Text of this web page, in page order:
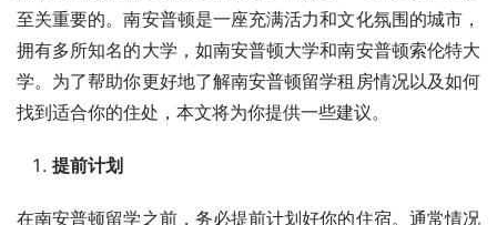
至关重要的。南安普顿是一座充满活力和文化氛围的城市，
拥有多所知名的大学，如南安普顿大学和南安普顿索伦特大
学。为了帮助你更好地了解南安普顿留学租房情况以及如何
找到适合你的住处，本文将为你提供一些建议。
提前计划
在南安普顿留学之前，务必提前计划好你的住宿。通常情况